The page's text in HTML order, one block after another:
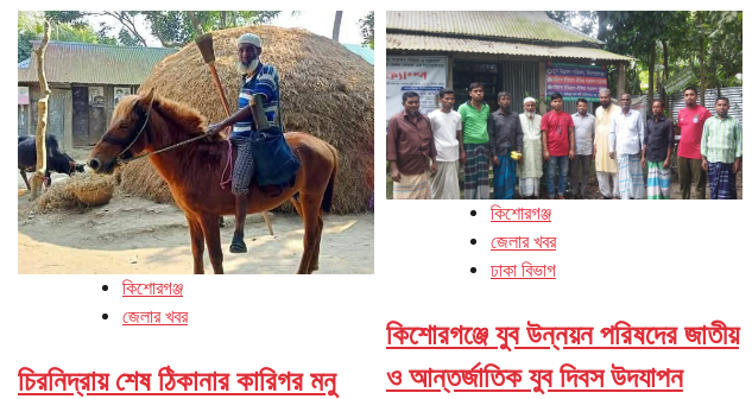
কিশোরগঞ্জ
জেলার খবর
চিরনিদ্রায় শেষ ঠিকানার কারিগর মনু
কিশোরগঞ্জ
জেলার খবর
ঢাকা বিভাগ
কিশোরগঞ্জে যুব উন্নয়ন পরিষদের জাতীয়
ও আন্তর্জাতিক যুব দিবস উদযাপন